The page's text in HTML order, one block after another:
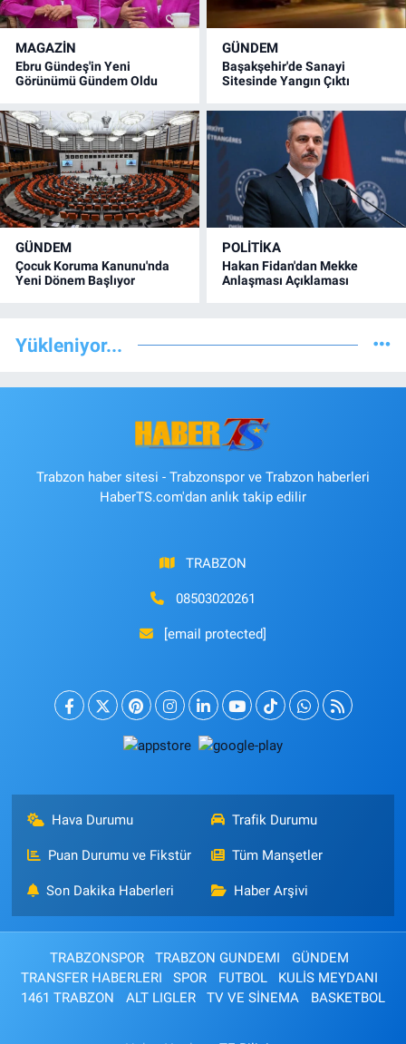
MAGAZİN
Ebru Gündeş'in Yeni
Görünümü Gündem Oldu
GÜNDEM
Başakşehir'de Sanayi
Sitesinde Yangın Çıktı
GÜNDEM
Çocuk Koruma Kanunu'nda
Yeni Dönem Başlıyor
POLİTİKA
Hakan Fidan'dan Mekke
Anlaşması Açıklaması
Yükleniyor...
Trabzon haber sitesi - Trabzonspor ve Trabzon haberleri
HaberTS.com'dan anlık takip edilir
TRABZON
08503020261
[email protected]
Hava Durumu Trafik Durumu
Puan Durumu ve Fikstür Tüm Manşetler
Son Dakika Haberleri Haber Arşivi
TRABZONSPOR TRABZON GUNDEMI
GÜNDEM
TRANSFER HABERLERI
SPOR FUTBOL
KULİS MEYDANI
1461 TRABZON
ALT LIGLER TV VE SİNEMA BASKETBOL